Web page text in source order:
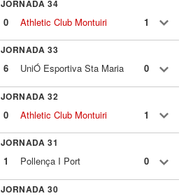
JORNADA 34
0 Athletic Club Montuiri 1
JORNADA 33
6 UniÓ Esportiva Sta Maria 0
JORNADA 32
0 Athletic Club Montuiri 1
JORNADA 31
1 Pollença I Port 0
JORNADA 30